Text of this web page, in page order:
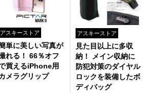
アスキーストア
単に美しい写真が
れる！ 66％オフ
買えるiPhone用
メラグリップ
アスキーストア
見た目以上に多収
納！ メイン収納に
防犯対策のダイヤル
ロックを装備したボ
ディバッグ